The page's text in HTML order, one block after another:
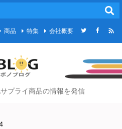
商品 特集 会社概要 
プライ商品の情報を発信